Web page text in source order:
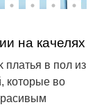
на качелях
платья в пол из
которые во